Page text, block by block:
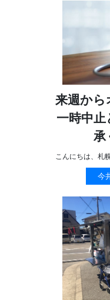
来週から
一時中
承
こんにちは、札
今